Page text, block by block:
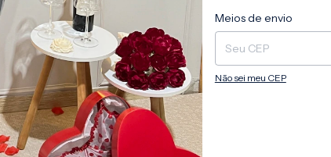
Entregas para o CEP:
Meios de envio
Não sei meu CEP